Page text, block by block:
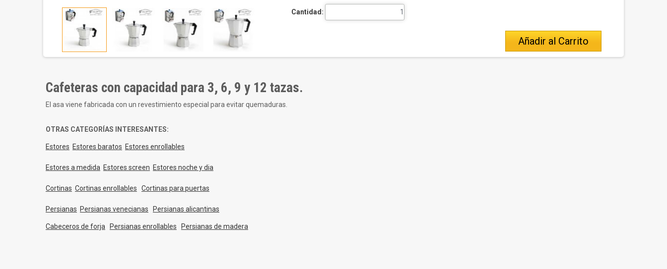
Cantidad:
Añadir al Carrito
Cafeteras con capacidad para 3, 6, 9 y 12 tazas.
El asa viene fabricada con un revestimiento especial para evitar quemaduras.
OTRAS CATEGORÍAS INTERESANTES:
Estores Estores baratos Estores enrollables
Estores a medida Estores screen Estores noche y dia
Cortinas Cortinas enrollables Cortinas para puertas
Persianas Persianas venecianas Persianas alicantinas
Cabeceros de forja Persianas enrollables Persianas de madera